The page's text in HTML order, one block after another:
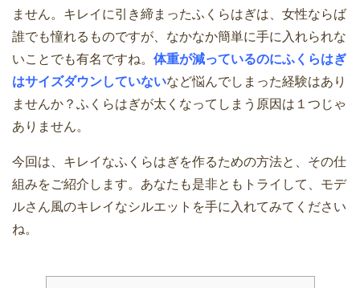
ません。キレイに引き締まったふくらはぎは、女性ならば
誰でも憧れるものですが、なかなか簡単に手に入れられな
いことでも有名ですね。 体重が減っているのにふくらはぎ
はサイズダウンしていないなど悩んでしまった経験はあり
ませんか？ふくらはぎが太くなってしまう原因は１つじゃ
ありません。
今回は、キレイなふくらはぎを作るための方法と、その仕
組みをご紹介します。あなたも是非ともトライして、モデ
ルさん風のキレイなシルエットを手に入れてみてください
ね。